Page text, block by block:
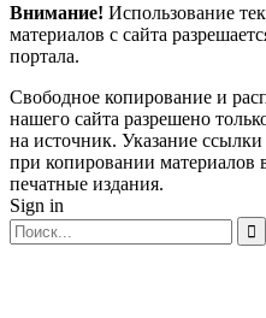
Внимание! Использование
материалов с сайта
портала.
Свободное копирование и
нашего сайта разрешено
на источник. Указание
при копировании материалов
печатные издания.
Sign in